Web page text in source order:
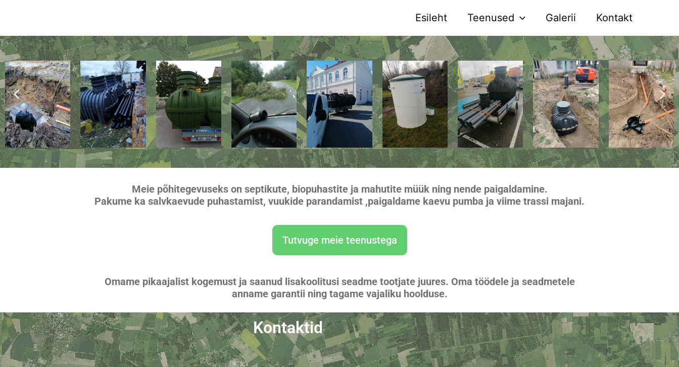
Esileht Teenused Galerii Kontakt
Meie põhitegevuseks on septikute, biopuhastite ja mahutite müük ning nende paigaldamine.
Pakume ka salvkaevude puhastamist, vuukide parandamist ,paigaldame kaevu pumba ja viime trassi majani.
Tutvuge meie teenustega
Omame pikaajalist kogemust ja saanud lisakoolitusi seadme tootjate juures. Oma töödele ja seadmetele
anname garantii ning tagame vajaliku hoolduse.
Kontaktid